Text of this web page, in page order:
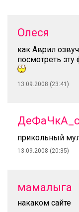
Олеся
как Аврил
посмотреть
13.09.2008 (23:41)
прикольный
13.09.2008 (20:35)
мамалыга
накаком сайте